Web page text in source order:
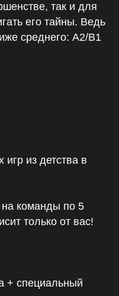
так и для
его тайны. Ведь
среднего: A2/B1
из детства в
на команды по 5
только от вас!
+ специальный